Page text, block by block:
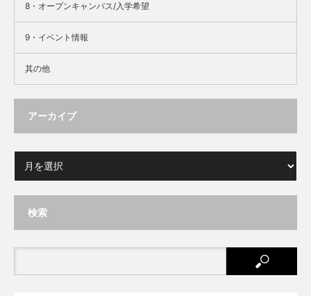
8・オープンキャンパス/入学希望
9・イベント情報
其の他
アーカイブ
検索